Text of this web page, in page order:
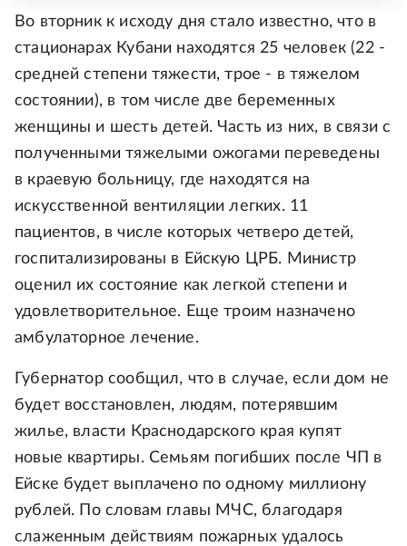
Во вторник к исходу дня стало известно, что в
стационарах Кубани находятся 25 человек (22 -
средней степени тяжести, трое - в тяжелом
состоянии), в том числе две беременных
женщины и шесть детей. Часть из них, в связи с
полученными тяжелыми ожогами переведены
в краевую больницу, где находятся на
искусственной вентиляции легких. 11
пациентов, в числе которых четверо детей,
госпитализированы в Ейскую ЦРБ. Министр
оценил их состояние как легкой степени и
удовлетворительное. Еще троим назначено
амбулаторное лечение.
Губернатор сообщил, что в случае, если дом не
будет восстановлен, людям, потерявшим
жилье, власти Краснодарского края купят
новые квартиры. Семьям погибших после ЧП в
Ейске будет выплачено по одному миллиону
рублей. По словам главы МЧС, благодаря
слаженным действиям пожарных удалось